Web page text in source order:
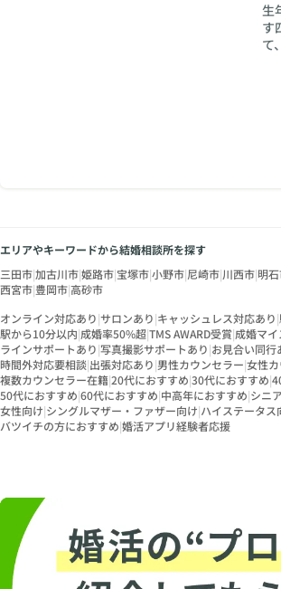
生
す
て
す
エリアやキーワードから結婚相談所を探す
三田市|加古川市|姫路市|宝塚市|小野市|尼崎市|川西市|明
西宮市|豊岡市|高砂市
オンライン対応あり|サロンあり|キャッシュレス対応あり|
駅から10分以内|成婚率50%超|TMS AWARD受賞|成婚マ
ラインサポートあり|写真撮影サポートあり|お見合い同行
時間外対応要相談|出張対応あり|男性カウンセラー|女性
複数カウンセラー在籍|20代におすすめ|30代におすすめ|
50代におすすめ|60代におすすめ|中高年におすすめ|シニ
女性向け|シングルマザー・ファザー向け|ハイステータス
バツイチの方におすすめ|婚活アプリ経験者応援